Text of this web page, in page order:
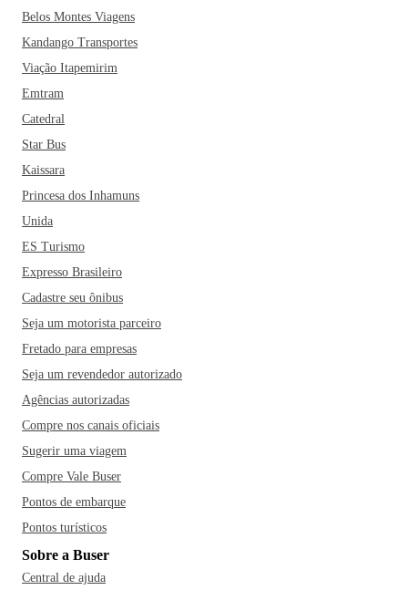
Belos Montes Viagens
Kandango Transportes
Viação Itapemirim
Emtram
Catedral
Star Bus
Kaissara
Princesa dos Inhamuns
Unida
ES Turismo
Expresso Brasileiro
Cadastre seu ônibus
Seja um motorista parceiro
Fretado para empresas
Seja um revendedor autorizado
Agências autorizadas
Compre nos canais oficiais
Sugerir uma viagem
Compre Vale Buser
Pontos de embarque
Pontos turísticos
Sobre a Buser
Central de ajuda